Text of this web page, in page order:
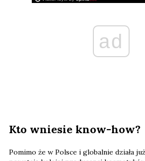
ad
Kto wniesie know-how?
Pomimo że w Polsce i globalnie działa